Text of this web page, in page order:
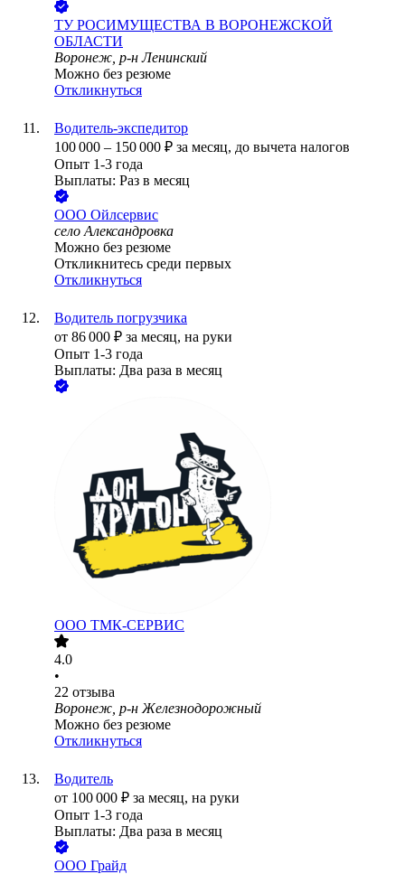
ТУ РОСИМУЩЕСТВА В ВОРОНЕЖСКОЙ
ОБЛАСТИ
Воронеж, р-н Ленинский
Можно без резюме
Откликнуться
Водитель-экспедитор
100 000 – 150 000 ₽ за месяц, до вычета налогов
Опыт 1-3 года
Выплаты: Раз в месяц
ООО Ойлсервис
село Александровка
Можно без резюме
Откликнитесь среди первых
Откликнуться
Водитель погрузчика
от 86 000 ₽ за месяц, на руки
Опыт 1-3 года
Выплаты: Два раза в месяц
ООО ТМК-СЕРВИС
4.0
•
22 отзыва
Воронеж, р-н Железнодорожный
Можно без резюме
Откликнуться
Водитель
от 100 000 ₽ за месяц, на руки
Опыт 1-3 года
Выплаты: Два раза в месяц
ООО Грайд